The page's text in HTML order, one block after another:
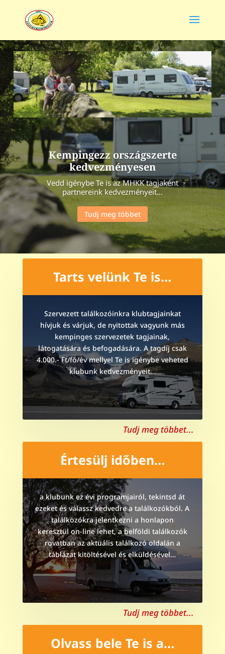
Kempingezz országszerte
kedvezményesen
Vedd igénybe Te is az MHKK tagjaként
partnereink kedvezményeit…
Tudj meg többet
Tarts velünk Te is…
Szervezett találkozóinkra klubtagjainkat
hívjuk és várjuk, de nyitottak vagyunk más
kempinges szervezetek tagjainak,
látogatására és befogadására. A tagdíj csak
4.000.- Ft/fő/év mellyel Te is igénybe veheted
klubunk kedvezményeit…
Tudj meg többet...
Értesülj időben…
a klubunk ez évi programjairól, tekintsd át
ezeket és válassz kedvedre a találkozókból. A
találkozókra jelentkezni a honlapon
keresztül on-line lehet, a belföldi találkozók
rovatban az aktuális találkozó oldalán a
táblázat kitöltésével és elküldésével…
Tudj meg többet...
Olvass bele Te is a…